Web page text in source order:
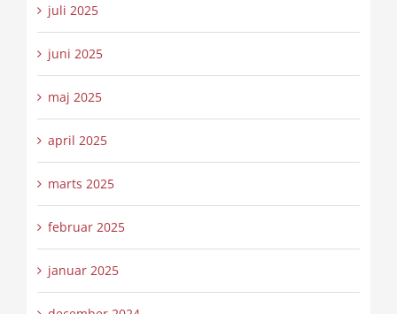
juli 2025
juni 2025
maj 2025
april 2025
marts 2025
februar 2025
januar 2025